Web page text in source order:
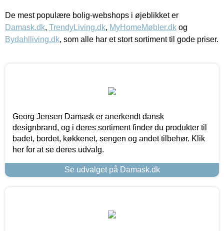
De mest populære bolig-webshops i øjeblikket er
Damask.dk, TrendyLiving.dk, MyHomeMøbler.dk og
Bydahlliving.dk, som alle har et stort sortiment til gode priser.
Georg Jensen Damask er anerkendt dansk
designbrand, og i deres sortiment finder du produkter til
badet, bordet, køkkenet, sengen og andet tilbehør. Klik
her for at se deres udvalg.
Se udvalget på Damask.dk